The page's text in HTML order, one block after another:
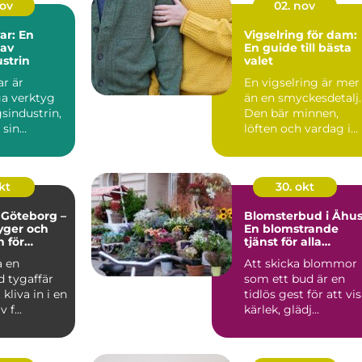
En
är
verktyg
02. nov
Vigselring för dam:
En guide till bästa
valet
En vigselring är mer
än en smyckesdetalj.
Den bär minnen,
löften och vardag i
–
och
för
en
tygaffär
in i en
f...
30. okt
Blomsterbud i
En blomstrande
tjänst för alla
Att skicka blommor
som ett bud är en
tidlös gest för att
kärlek, glädj...